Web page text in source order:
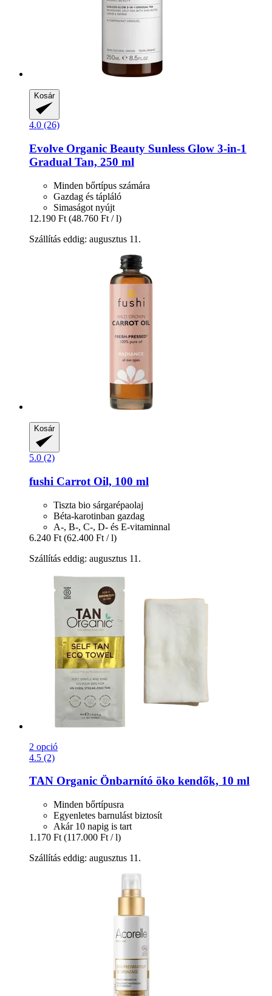
Kosár
4.0 (26)
Evolve Organic Beauty Sunless Glow 3-​in-​1
Gradual Tan, 250 ml
Minden bőrtípus számára
Gazdag és tápláló
Simaságot nyújt
12.190 Ft (48.760 Ft / l)
Szállítás eddig: augusztus 11.
Kosár
5.0 (2)
fushi Carrot Oil, 100 ml
Tiszta bio sárgarépaolaj
Béta-karotinban gazdag
A-, B-, C-, D- és E-vitaminnal
6.240 Ft (62.400 Ft / l)
Szállítás eddig: augusztus 11.
2 opció
4.5 (2)
TAN Organic Önbarnító öko kendők, 10 ml
Minden bőrtípusra
Egyenletes barnulást biztosít
Akár 10 napig is tart
1.170 Ft (117.000 Ft / l)
Szállítás eddig: augusztus 11.